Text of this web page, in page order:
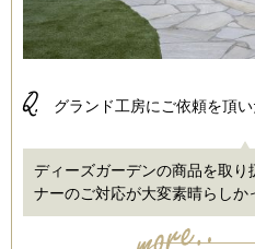
Q. グランド工房にご依頼を頂
ディーズガーデンの商品を取
ナーのご対応が大変素晴らしか